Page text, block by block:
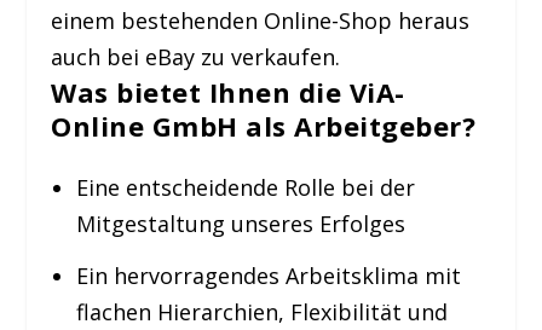
einem bestehenden Online-Shop heraus
auch bei eBay zu verkaufen.
Was bietet Ihnen die ViA-
Online GmbH als Arbeitgeber?
Eine entscheidende Rolle bei der
Mitgestaltung unseres Erfolges
Ein hervorragendes Arbeitsklima mit
flachen Hierarchien, Flexibilität und